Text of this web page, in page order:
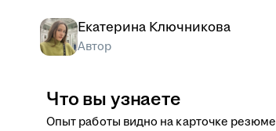
Екатерина Ключникова
Автор
Что вы узнаете
Опыт работы видно на карточке резюме